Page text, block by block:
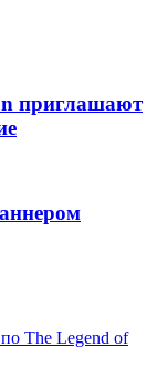
приглашают
The Legend of